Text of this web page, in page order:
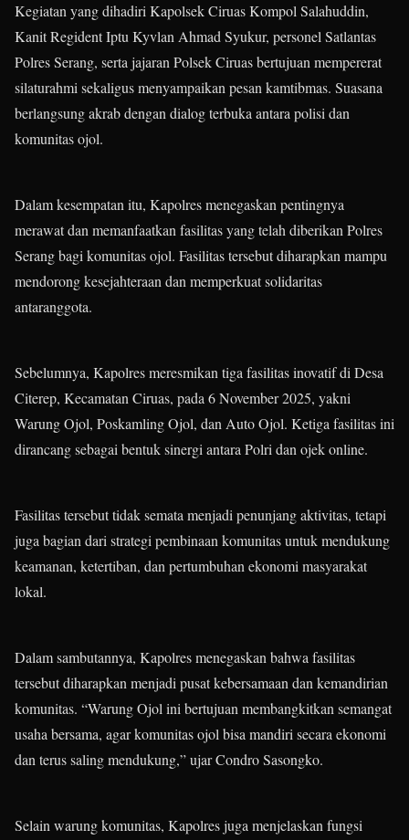
Kegiatan yang dihadiri Kapolsek Ciruas Kompol Salahuddin,
Kanit Regident Iptu Kyvlan Ahmad Syukur, personel Satlantas
Polres Serang, serta jajaran Polsek Ciruas bertujuan mempererat
silaturahmi sekaligus menyampaikan pesan kamtibmas. Suasana
berlangsung akrab dengan dialog terbuka antara polisi dan
komunitas ojol.
Dalam kesempatan itu, Kapolres menegaskan pentingnya
merawat dan memanfaatkan fasilitas yang telah diberikan Polres
Serang bagi komunitas ojol. Fasilitas tersebut diharapkan mampu
mendorong kesejahteraan dan memperkuat solidaritas
antaranggota.
Sebelumnya, Kapolres meresmikan tiga fasilitas inovatif di Desa
Citerep, Kecamatan Ciruas, pada 6 November 2025, yakni
Warung Ojol, Poskamling Ojol, dan Auto Ojol. Ketiga fasilitas ini
dirancang sebagai bentuk sinergi antara Polri dan ojek online.
Fasilitas tersebut tidak semata menjadi penunjang aktivitas, tetapi
juga bagian dari strategi pembinaan komunitas untuk mendukung
keamanan, ketertiban, dan pertumbuhan ekonomi masyarakat
lokal.
Dalam sambutannya, Kapolres menegaskan bahwa fasilitas
tersebut diharapkan menjadi pusat kebersamaan dan kemandirian
komunitas. “Warung Ojol ini bertujuan membangkitkan semangat
usaha bersama, agar komunitas ojol bisa mandiri secara ekonomi
dan terus saling mendukung,” ujar Condro Sasongko.
Selain warung komunitas, Kapolres juga menjelaskan fungsi